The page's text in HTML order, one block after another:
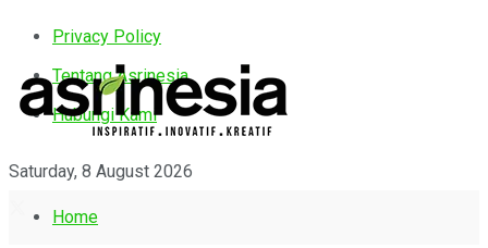
Privacy Policy
Tentang Asrinesia
Hubungi Kami
Saturday, 8 August 2026
Home